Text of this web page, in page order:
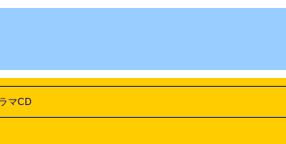
マCD